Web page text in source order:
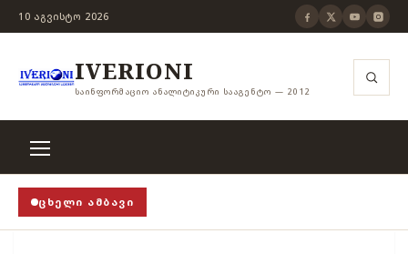
10 ᲐᲒᲕᲘᲡᲢᲝ 2026
IVERIONI
ᲡᲐᲘᲜᲤᲝᲠᲛᲐᲪᲘᲝ ᲐᲜᲐᲚᲘᲢᲘᲙᲣᲠᲘ ᲡᲐᲐᲒᲔᲜᲢᲝ — 2012
ᲪᲮᲔᲚᲘ ᲐᲛᲑᲐᲕᲘ
ჭანჭიკი მოშლილია, ცენზურა უნდა